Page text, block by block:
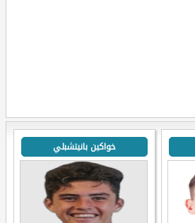
خواكين بانيتشبلي